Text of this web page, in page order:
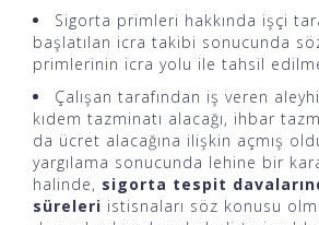
Sigorta primleri hakkında işçi
başlatılan icra takibi sonucunda
primlerinin icra yolu ile tahsil
Çalışan tarafından iş veren
kıdem tazminatı alacağı, ihbar
da ücret alacağına ilişkin açmış
yargılama sonucunda lehine bir
halinde, sigorta tespit
süreleri istisnaları söz konusu